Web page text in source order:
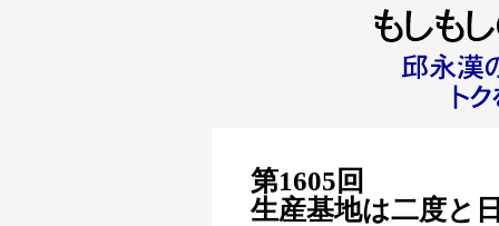
第1605回
生産基地は二度と